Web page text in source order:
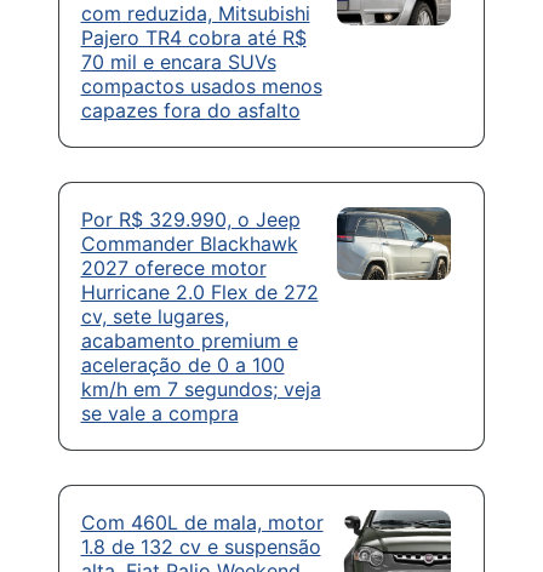
com reduzida, Mitsubishi
Pajero TR4 cobra até R$
70 mil e encara SUVs
compactos usados menos
capazes fora do asfalto
Por R$ 329.990, o Jeep
Commander Blackhawk
2027 oferece motor
Hurricane 2.0 Flex de 272
cv, sete lugares,
acabamento premium e
aceleração de 0 a 100
km/h em 7 segundos; veja
se vale a compra
Com 460L de mala, motor
1.8 de 132 cv e suspensão